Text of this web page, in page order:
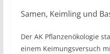
Samen, Keimling und
Der AK Pflanzenökologie
einem Keimungsversuch